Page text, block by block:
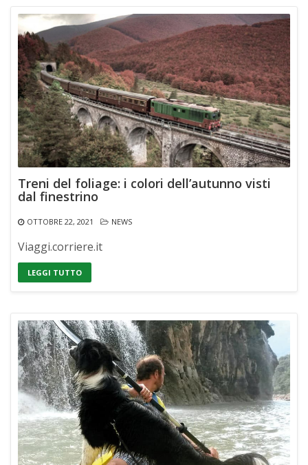
Treni del foliage: i colori dell’autunno visti
dal finestrino
OTTOBRE 22, 2021 NEWS
Viaggi.corriere.it
LEGGI TUTTO